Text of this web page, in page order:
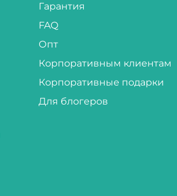
Гарантия
FAQ
Опт
Корпоративным клиентам
Корпоративные подарки
Для блогеров